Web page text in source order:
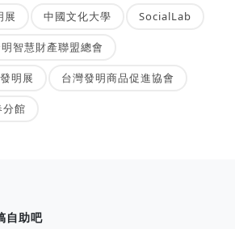
展 中國文化大學 SocialLab
智慧財產聯盟總會
明展 台灣發明商品促進協會
分館
自助吧